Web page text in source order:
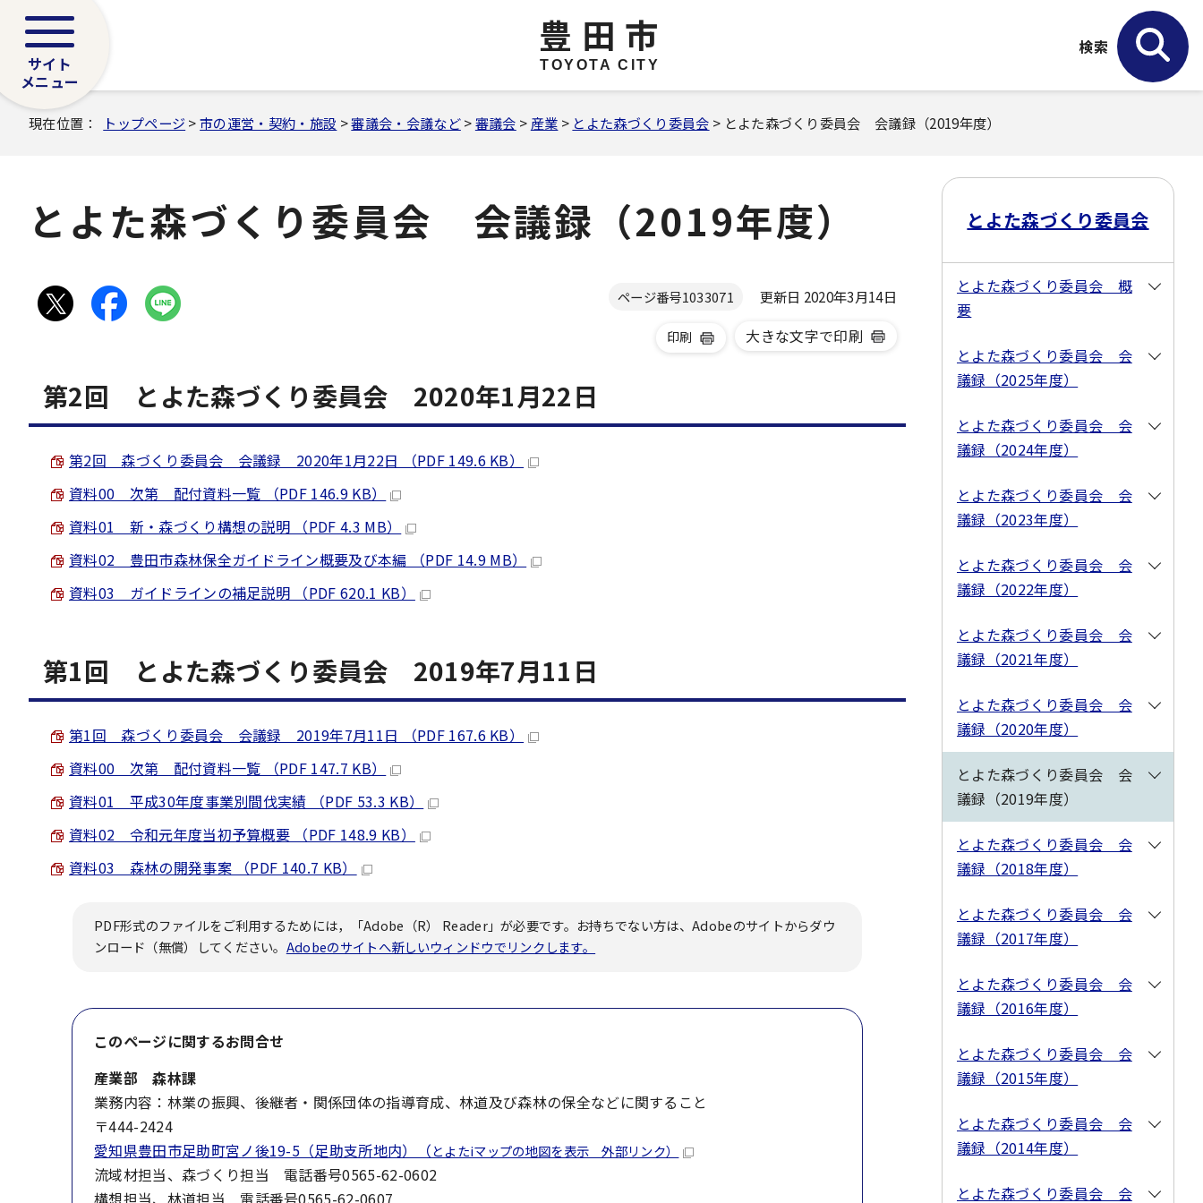
豊田市
TOYOTA CITY
サイト
メニュー
検索
現在位置： トップページ >市の運営・契約・施設 >審議会・会議など>審議会 > 産業 > とよた森づくり委員会 > とよた森づくり委員会 会議録（2019年度）
とよた森づくり委員会 会議録（2019年度）
ページ番号1033071 更新日 2020年3月14日
印刷 大きな文字で印刷
第2回 とよた森づくり委員会 2020年1月22日
第2回 森づくり委員会 会議録 2020年1月22日 （PDF 149.6 KB）
資料00 次第 配付資料一覧 （PDF 146.9 KB）
資料01 新・森づくり構想の説明 （PDF 4.3 MB）
資料02 豊田市森林保全ガイドライン概要及び本編 （PDF 14.9 MB）
資料03 ガイドラインの補足説明 （PDF 620.1 KB）
第1回 とよた森づくり委員会 2019年7月11日
第1回 森づくり委員会 会議録 2019年7月11日 （PDF 167.6 KB）
資料00 次第 配付資料一覧 （PDF 147.7 KB）
資料01 平成30年度事業別間伐実績 （PDF 53.3 KB）
資料02 令和元年度当初予算概要 （PDF 148.9 KB）
資料03 森林の開発事案 （PDF 140.7 KB）
PDF形式のファイルをご利用するためには，「Adobe（R） Reader」が必要です。お持ちでない方は、Adobeのサイトからダウ
ンロード（無償）してください。 Adobeのサイトへ新しいウィンドウでリンクします。
このページに関するお問合せ
産業部 森林課
業務内容：林業の振興、後継者・関係団体の指導育成、林道及び森林の保全などに関すること
〒444-2424
愛知県豊田市足助町宮ノ後19-5（足助支所地内）（とよたiマップの地図を表示 外部リンク）
流域材担当、森づくり担当 電話番号0565-62-0602
構想担当、林道担当 電話番号0565-62-0607
とよた森づくり委員会
とよた森づくり委員会 概
要
とよた森づくり委員会 会
議録（2025年度）
とよた森づくり委員会 会
議録（2024年度）
とよた森づくり委員会 会
議録（2023年度）
とよた森づくり委員会 会
議録（2022年度）
とよた森づくり委員会 会
議録（2021年度）
とよた森づくり委員会 会
議録（2020年度）
とよた森づくり委員会 会
議録（2019年度）
とよた森づくり委員会 会
議録（2018年度）
とよた森づくり委員会 会
議録（2017年度）
とよた森づくり委員会 会
議録（2016年度）
とよた森づくり委員会 会
議録（2015年度）
とよた森づくり委員会 会
議録（2014年度）
とよた森づくり委員会 会